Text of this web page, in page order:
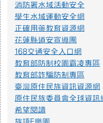
提升社會大眾對身
遊樂設施
消防署水域活動安全
學生水域運動安全網
正確用藥教育資源網
花蓮縣道安宣導團
168交通安全入口網
教育部防制校園霸凌專區
教育部詐騙防制專區
臺灣原住民族資訊資源網
原住民族委員會全球資訊
希望閱讀
族語E樂園